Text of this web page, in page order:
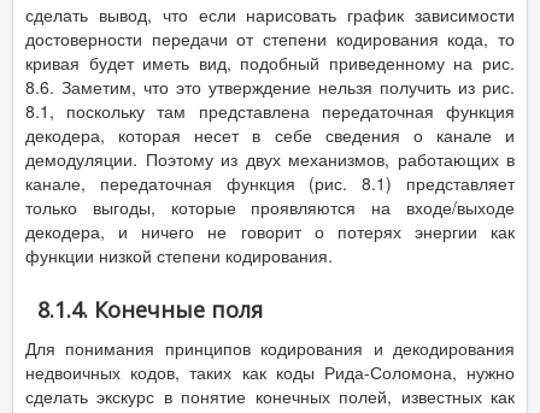
сделать вывод, что если нарисовать график зависимости
достоверности передачи от степени кодирования кода, то
кривая будет иметь вид, подобный приведенному на рис.
8.6. Заметим, что это утверждение нельзя получить из рис.
8.1, поскольку там представлена передаточная функция
декодера, которая несет в себе сведения о канале и
демодуляции. Поэтому из двух механизмов, работающих в
канале, передаточная функция (рис. 8.1) представляет
только выгоды, которые проявляются на входе/выходе
декодера, и ничего не говорит о потерях энергии как
функции низкой степени кодирования.
8.1.4. Конечные поля
Для понимания принципов кодирования и декодирования
недвоичных кодов, таких как коды Рида-Соломона, нужно
сделать экскурс в понятие конечных полей, известных как